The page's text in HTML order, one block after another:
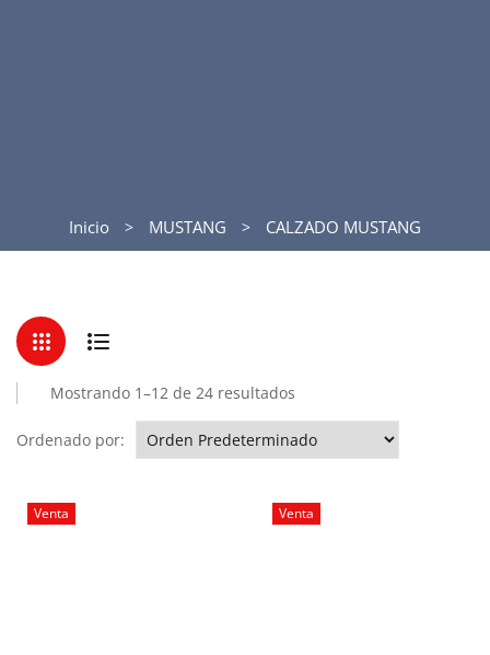
Inicio MUSTANG CALZADO MUSTANG
Mostrando 1–12 de 24 resultados
Ordenado por:
Venta Venta